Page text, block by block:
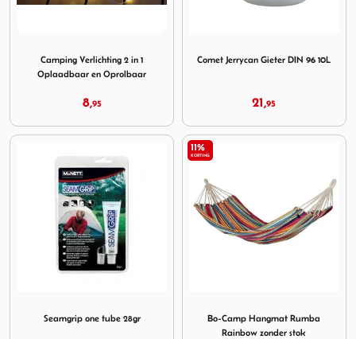
Camping Verlichting 2 in 1
Oplaadbaar en Oprolbaar
8,95
Comet Jerrycan Gieter DIN 96 10L
21,95
Seamgrip one tube 28gr
11%
KORTING
Bo-Camp Hangmat Rumba
Rainbow zonder stok